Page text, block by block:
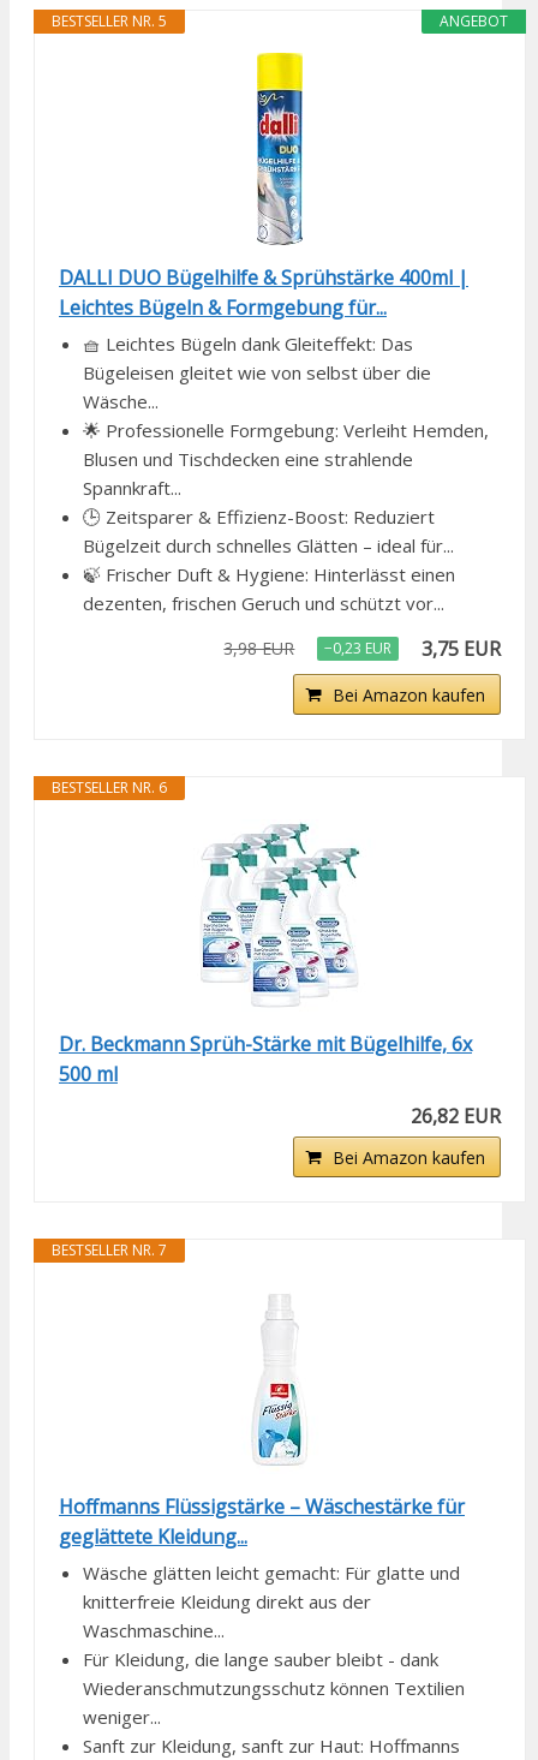
ANGEBOT
BESTSELLER NR. 5
DALLI DUO Bügelhilfe & Sprühstärke 400ml |
Leichtes Bügeln & Formgebung für...
🧺 Leichtes Bügeln dank Gleiteffekt: Das
Bügeleisen gleitet wie von selbst über die
Wäsche...
🌟 Professionelle Formgebung: Verleiht Hemden,
Blusen und Tischdecken eine strahlende
Spannkraft...
🕒 Zeitsparer & Effizienz-Boost: Reduziert
Bügelzeit durch schnelles Glätten – ideal für...
🍃 Frischer Duft & Hygiene: Hinterlässt einen
dezenten, frischen Geruch und schützt vor...
3,98 EUR −0,23 EUR 3,75 EUR
Bei Amazon kaufen
BESTSELLER NR. 6
Dr. Beckmann Sprüh-Stärke mit Bügelhilfe, 6x
500 ml
26,82 EUR
Bei Amazon kaufen
BESTSELLER NR. 7
Hoffmanns Flüssigstärke – Wäschestärke für
geglättete Kleidung...
Wäsche glätten leicht gemacht: Für glatte und
knitterfreie Kleidung direkt aus der
Waschmaschine...
Für Kleidung, die lange sauber bleibt - dank
Wiederanschmutzungsschutz können Textilien
weniger...
Sanft zur Kleidung, sanft zur Haut: Hoffmanns